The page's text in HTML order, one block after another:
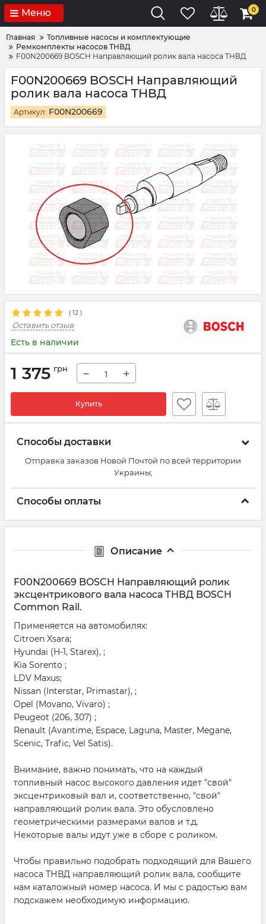
Меню 0
Главная
Топливные насосы и комплектующие
Ремкомплекты насосов ТНВД
F00N200669 BOSCH Направляющий ролик вала насоса ТНВД
F00N200669 BOSCH Направляющий
ролик вала насоса ТНВД
Артикул: F00N200669
( 12 )
Оставить отзыв
Есть в наличии
1 375 грн − +
Купить
Способы доставки
Отправка заказов Новой Почтой по всей территории
Украины;
Способы оплаты
Описание
F00N200669 BOSCH Направляющий ролик
эксцентрикового вала насоса ТНВД BOSCH
Common Rail.
Применяется на автомобилях:
Citroen Xsara;
Hyundai (H-1, Starex), ;
Kia Sorento ;
LDV Maxus;
Nissan (Interstar, Primastar), ;
Opel (Movano, Vivaro) ;
Peugeot (206, 307) ;
Renault (Avantime, Espace, Laguna, Master, Megane,
Scenic, Trafic, Vel Satis).
Внимание, важно понимать, что на каждый
топливный насос высокого давления идет "свой"
эксцентриковый вал и, соответственно, "свой"
направляющий ролик вала. Это обусловлено
геометрическими размерами валов и т.д.
Некоторые валы идут уже в сборе с роликом.
Чтобы правильно подобрать подходящий для Вашего
насоса ТНВД направляющий ролик вала, сообщите
нам каталожный номер насоса. И мы с радостью вам
подскажем необходимую информацию.